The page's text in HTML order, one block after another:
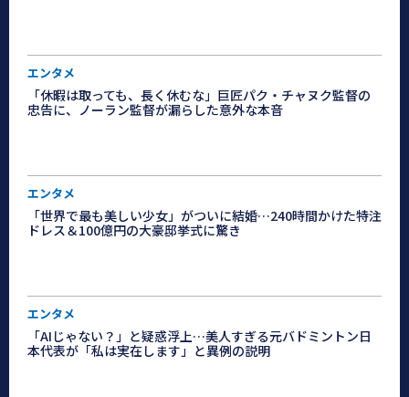
エンタメ
「休暇は取っても、長く休むな」巨匠パク・チャヌク監督の
忠告に、ノーラン監督が漏らした意外な本音
エンタメ
「世界で最も美しい少女」がついに結婚…240時間かけた特注
ドレス＆100億円の大豪邸挙式に驚き
エンタメ
「AIじゃない？」と疑惑浮上…美人すぎる元バドミントン日
本代表が「私は実在します」と異例の説明